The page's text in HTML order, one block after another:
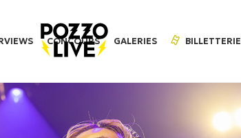
CONCOURS GALERIES BILLETTERIE